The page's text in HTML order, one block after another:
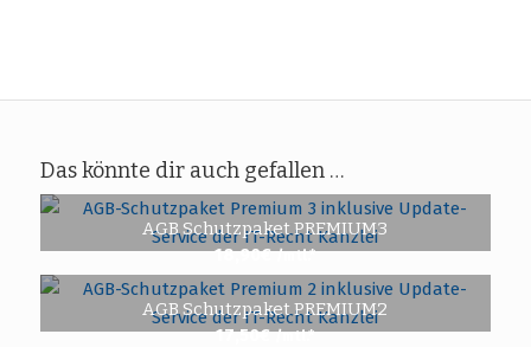
Das könnte dir auch gefallen …
AGB Schutzpaket PREMIUM3
18,90€ /mtl.*
AGB Schutzpaket PREMIUM2
17,50€ /mtl.*